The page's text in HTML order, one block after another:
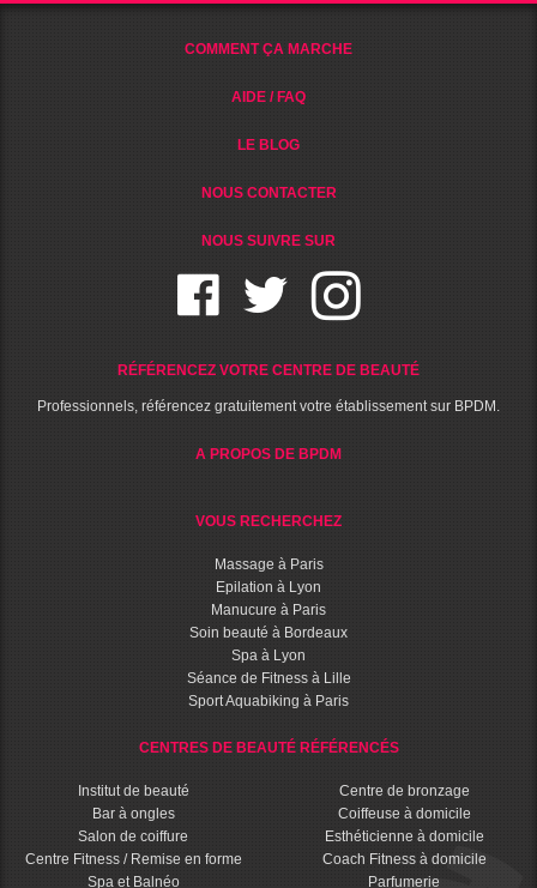
COMMENT ÇA MARCHE
AIDE / FAQ
LE BLOG
NOUS CONTACTER
NOUS SUIVRE SUR
RÉFÉRENCEZ VOTRE CENTRE DE BEAUTÉ
Professionnels, référencez gratuitement votre établissement sur BPDM.
A PROPOS DE BPDM
VOUS RECHERCHEZ
Massage à Paris
Epilation à Lyon
Manucure à Paris
Soin beauté à Bordeaux
Spa à Lyon
Séance de Fitness à Lille
Sport Aquabiking à Paris
CENTRES DE BEAUTÉ RÉFÉRENCÉS
Institut de beauté
Bar à ongles
Salon de coiffure
Centre Fitness / Remise en forme
Spa et Balnéo
Centre de bronzage
Coiffeuse à domicile
Esthéticienne à domicile
Coach Fitness à domicile
Parfumerie